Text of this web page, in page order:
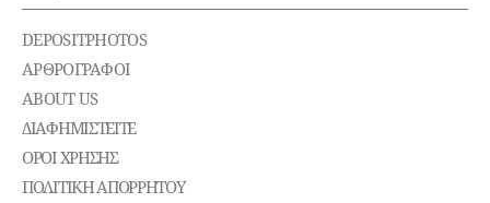
DEPOSITPHOTOS
ΑΡΘΡΟΓΡΑΦΟΙ
ABOUT US
ΔΙΑΦΗΜΙΣΤΕΊΤΕ
ΌΡΟΙ ΧΡΉΣΗΣ
ΠΟΛΙΤΙΚΉ ΑΠΟΡΡΉΤΟΥ